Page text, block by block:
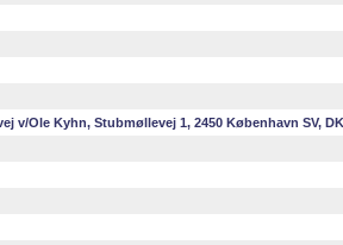
v/Ole Kyhn, Stubmøllevej 1, 2450 København SV, DK